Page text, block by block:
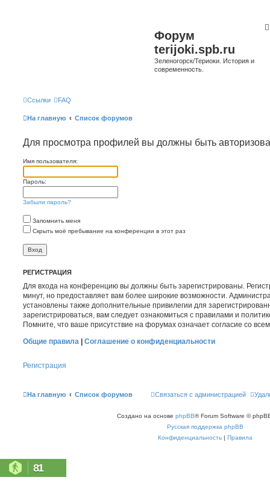
Форум
terijoki.spb.ru
Зеленогорск/Териоки. История и
современность.
Ссылки FAQ
На главную Список форумов
Для просмотра профилей вы должны быть
Имя пользователя:
Пароль:
Забыли пароль?
Запомнить меня
Скрыть моё пребывание на конференции в этот раз
РЕГИСТРАЦИЯ
Для входа на конференцию вы должны быть зарегистрированы.
минут, но предоставляет вам более широкие возможности.
установлены также дополнительные привилегии для
зарегистрироваться, вам следует ознакомиться с правилами и
Помните, что ваше присутствие на форумах означает согласие со
Общие правила
Соглашение о конфиденциальности
Регистрация
На главную Список форумов Связаться с администрацией
Создано на основе phpBB® Forum Software ©
Русская поддержка phpBB
Конфиденциальность | Правила
81